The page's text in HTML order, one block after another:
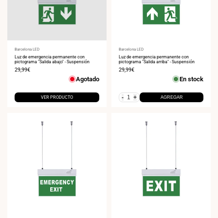
Proveedor:
Barcelona LED
Luz de emergencia permanente con
pictograma "Salida abajo" - Suspensión
Precio
29,99€
Agotado
VER PRODUCTO
Proveedor:
Barcelona LED
Luz de emergencia permanente con
pictograma "Salida arriba" - Suspensión
Precio
29,99€
En stock
- + AGREGAR